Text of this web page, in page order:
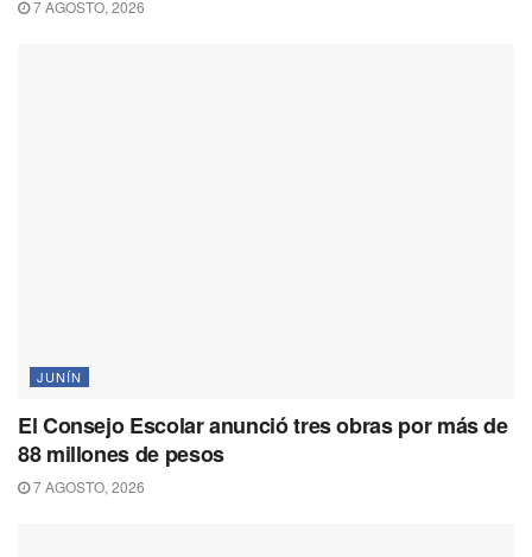
7 AGOSTO, 2026
JUNÍN
El Consejo Escolar anunció tres obras por más de
88 millones de pesos
7 AGOSTO, 2026